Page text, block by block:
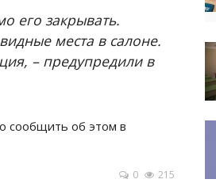
его закрывать.
места в салоне.
– предупредили в
сообщить об этом в
0 215